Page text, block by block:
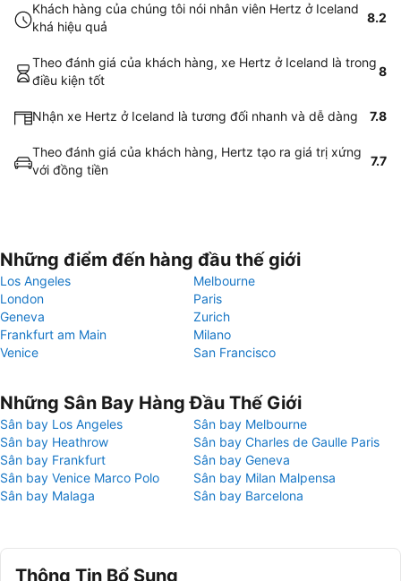
Khách hàng của chúng tôi nói nhân viên Hertz ở Iceland
khá hiệu quả
8.2
Theo đánh giá của khách hàng, xe Hertz ở Iceland là trong
điều kiện tốt
8
Nhận xe Hertz ở Iceland là tương đối nhanh và dễ dàng 7.8
Theo đánh giá của khách hàng, Hertz tạo ra giá trị xứng
với đồng tiền
7.7
Những điểm đến hàng đầu thế giới
Los Angeles
Melbourne
London
Paris
Geneva
Zurich
Frankfurt am Main
Milano
Venice
San Francisco
Những Sân Bay Hàng Đầu Thế Giới
Sân bay Los Angeles
Sân bay Melbourne
Sân bay Heathrow
Sân bay Charles de Gaulle Paris
Sân bay Frankfurt
Sân bay Geneva
Sân bay Venice Marco Polo
Sân bay Milan Malpensa
Sân bay Malaga
Sân bay Barcelona
Thông Tin Bổ Sung